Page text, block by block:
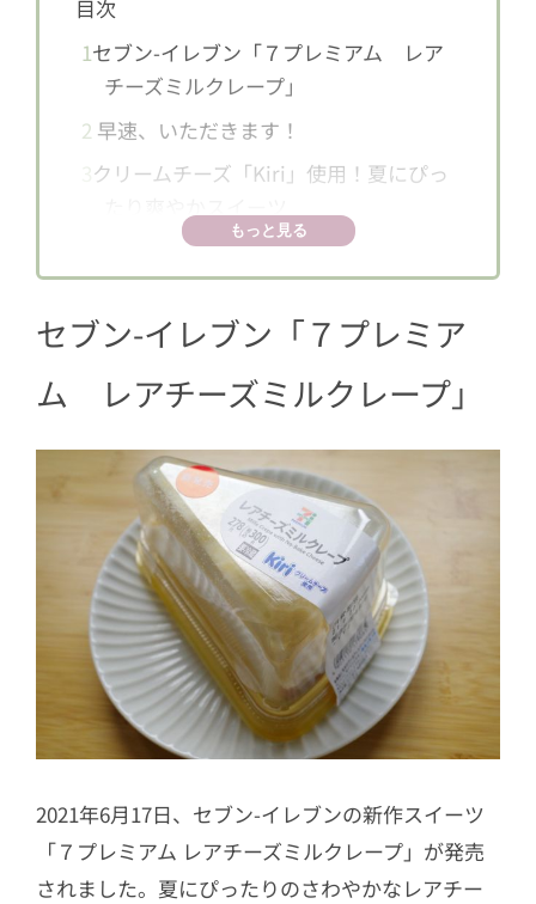
目次
1セブン-イレブン「７プレミアム レア
チーズミルクレープ」
2 早速、いただきます！
クリームチーズ「Kiri」使用！夏にぴっ
もっと見る
セブン-イレブン「７プレミア
ム レアチーズミルクレープ」
2021年6月17日、セブン-イレブンの新作スイーツ
「７プレミアム レアチーズミルクレープ」が発売
されました。夏にぴったりのさわやかなレアチー